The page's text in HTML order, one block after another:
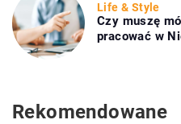
Life & Style
Czy muszę
pracować w
Rekomendowane